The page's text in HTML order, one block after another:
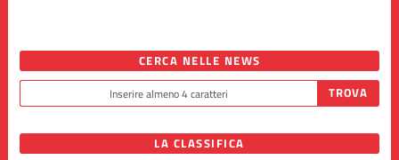
CERCA NELLE NEWS
LA CLASSIFICA